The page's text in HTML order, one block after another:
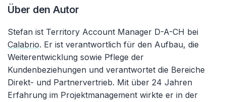
Über den Autor
Stefan ist Territory Account Manager D-A-CH bei
Calabrio. Er ist verantwortlich für den Aufbau, die
Weiterentwicklung sowie Pflege der
Kundenbeziehungen und verantwortet die Bereiche
Direkt- und Partnervertrieb. Mit über 24 Jahren
Erfahrung im Projektmanagement wirkte er in der